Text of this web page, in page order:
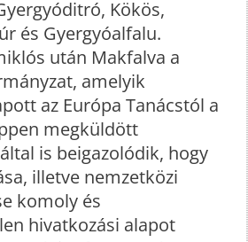
Kökös,
és Gyergyóalfalu.
után Makfalva a
amelyik
az Európa Tanácstól a
megküldött
is beigazolódik, hogy
illetve nemzetközi
komoly és
hivatkozási alapot